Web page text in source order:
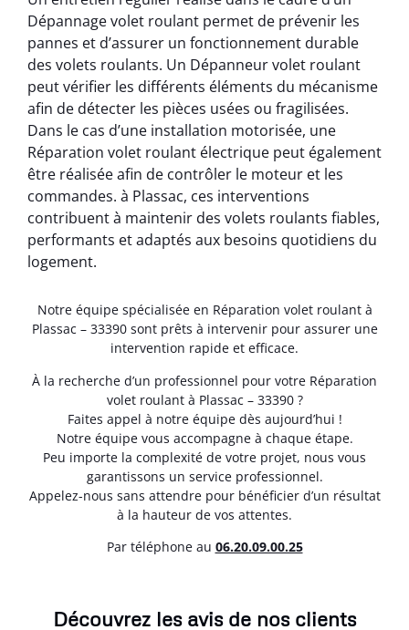
Dépannage volet roulant permet de prévenir les
pannes et d’assurer un fonctionnement durable
des volets roulants. Un Dépanneur volet roulant
peut vérifier les différents éléments du mécanisme
afin de détecter les pièces usées ou fragilisées.
Dans le cas d’une installation motorisée, une
Réparation volet roulant électrique peut également
être réalisée afin de contrôler le moteur et les
commandes. à Plassac, ces interventions
contribuent à maintenir des volets roulants fiables,
performants et adaptés aux besoins quotidiens du
logement.
Notre équipe spécialisée en Réparation volet roulant à
Plassac – 33390 sont prêts à intervenir pour assurer une
intervention rapide et efficace.
À la recherche d’un professionnel pour votre Réparation
volet roulant à Plassac – 33390 ?
Faites appel à notre équipe dès aujourd’hui !
Notre équipe vous accompagne à chaque étape.
Peu importe la complexité de votre projet, nous vous
garantissons un service professionnel.
Appelez-nous sans attendre pour bénéficier d’un résultat
à la hauteur de vos attentes.
Par téléphone au 06.20.09.00.25
Découvrez les avis de nos clients